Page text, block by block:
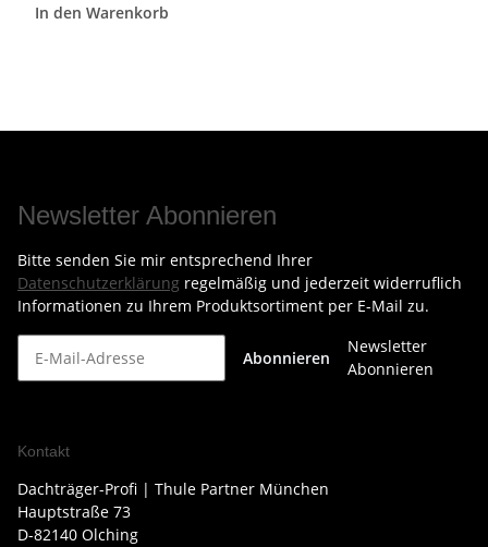
In den Warenkorb
Newsletter Abonnieren
Bitte senden Sie mir entsprechend Ihrer
Datenschutzerklärung regelmäßig und jederzeit widerruflich
Informationen zu Ihrem Produktsortiment per E-Mail zu.
Abonnieren
Newsletter
Abonnieren
Kontakt
Dachträger-Profi | Thule Partner München
Hauptstraße 73
D-82140 Olching